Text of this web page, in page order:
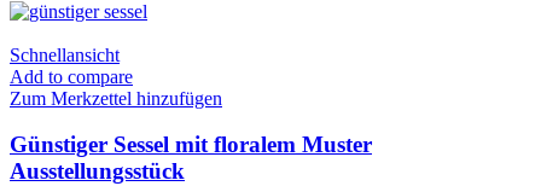
Schnellansicht
Add to compare
Zum Merkzettel hinzufügen
Günstiger Sessel mit floralem Muster
Ausstellungsstück